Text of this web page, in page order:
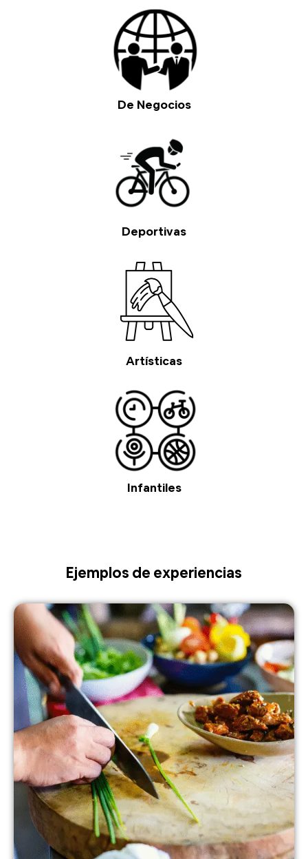
De Negocios
Deportivas
Artísticas
Infantiles
Ejemplos de experiencias